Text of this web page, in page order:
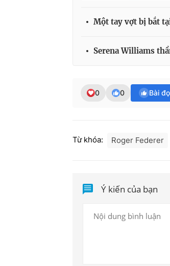
Một tay vợt bị bắt
Serena Williams
0 0 Bài
Từ khóa: Roger Federer
Ý kiến của bạn